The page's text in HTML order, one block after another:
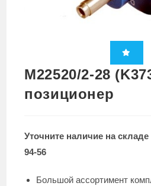
M22520/2-28
позиционер
Уточните наличие на
94-56
Большой ассортимент